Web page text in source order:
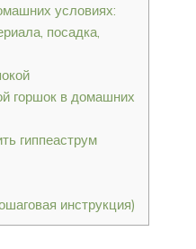
условиях:
посадка,
горшок в домашних
гиппеаструм
инструкция)